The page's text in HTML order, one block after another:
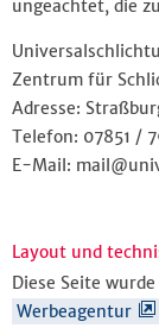
ungeachtet, die
Zentrum für
Adresse:
Telefon: 07851 /
E-Mail:
Layout und
Diese Seite
Werbeagentur